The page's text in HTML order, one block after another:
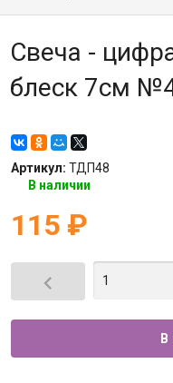
Свеча -
блеск 7см
Артикул: ТДП48
В наличии
115 ₽
